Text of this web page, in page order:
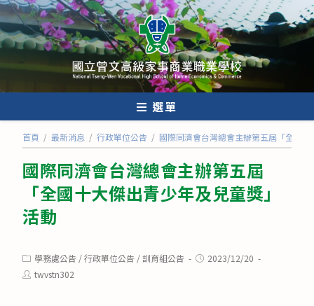
跳
轉
至
內
選單
首頁 / 最新消息 / 行政單位公告 / 國際同濟會台灣總會主辦第五屆「全國
國際同濟會台灣總會主辦第五屆
「全國十大傑出青少年及兒童獎」
活動
Post
category:
學務處公告 /行政單位公告 /訓育組公告
Post2023/12/20
Posttwvstn302